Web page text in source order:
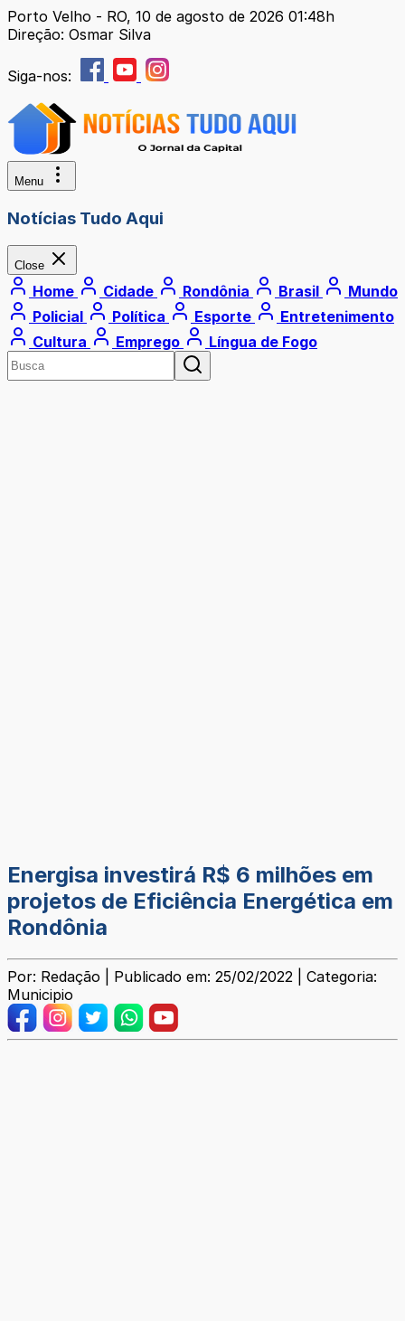
Porto Velho - RO, 10 de agosto de 2026 01:48h
Direção: Osmar Silva
Siga-nos:
Menu
Notícias Tudo Aqui
Close
Home Cidade Rondônia Brasil
Mundo
Policial
Política Esporte
Entretenimento
Cultura
Emprego Língua de Fogo
Energisa investirá R$ 6 milhões em
projetos de Eficiência Energética em
Rondônia
Por: Redação | Publicado em: 25/02/2022 | Categoria:
Municipio